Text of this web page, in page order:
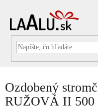
Ozdobený
RUŽOVÁ II 500